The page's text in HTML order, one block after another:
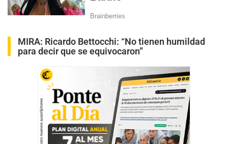
MIRA: Ricardo Bettocchi: “No tienen humildad
para decir que se equivocaron”